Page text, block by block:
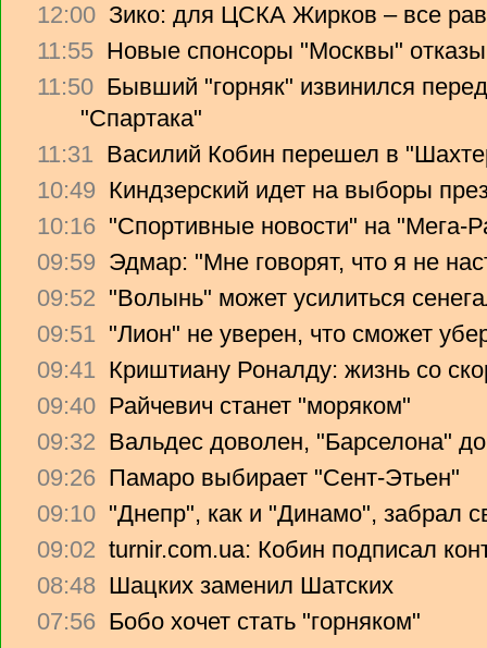
12:00 Зико: для ЦСКА Жирков – все
11:55 Новые спонсоры "Москвы"
11:50 Бывший "горняк" извинился
"Спартака"
11:31 Василий Кобин перешел в
10:49 Киндзерский идет на выборы
10:16 "Спортивные новости" на "Мега-
09:59 Эдмар: "Мне говорят, что я не
09:52 "Волынь" может усилиться
09:51 "Лион" не уверен, что сможет
09:41 Криштиану Роналду: жизнь со
09:40 Райчевич станет "моряком"
09:32 Вальдес доволен, "Барселона"
09:26 Памаро выбирает "Сент-Этьен"
09:10 "Днепр", как и "Динамо", забрал
09:02 turnir.com.ua: Кобин подписал
08:48 Шацких заменил Шатских
07:56 Бобо хочет стать "горняком"